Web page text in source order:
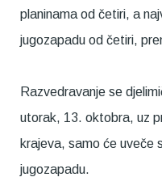
planinama od četiri, a
jugozapadu od četiri,
Razvedravanje se
utorak, 13. oktobra, uz
krajeva, samo će uveče
jugozapadu.